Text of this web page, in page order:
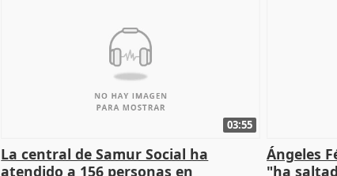
03:55
La central de Samur Social ha
atendido a 156 personas en
Ángeles
"ha